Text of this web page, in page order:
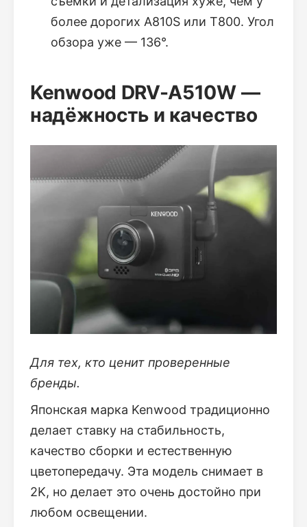
более дорогих A810S или T800. Угол
обзора уже — 136°.
Kenwood DRV-A510W —
надёжность и качество
Для тех, кто ценит проверенные
бренды.
Японская марка Kenwood традиционно
делает ставку на стабильность,
качество сборки и естественную
цветопередачу. Эта модель снимает в
2K, но делает это очень достойно при
любом освещении.